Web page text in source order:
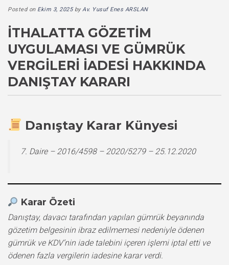
Posted on Ekim 3, 2025byAv. Yusuf Enes ARSLAN
İTHALATTA GÖZETIM
UYGULAMASI VE GÜMRÜK
VERGILERI İADESI HAKKINDA
DANIŞTAY KARARI
Danıştay Karar Künyesi
7. Daire – 2016/4598 – 2020/5279 – 25.12.2020
Karar Özeti
Danıştay, davacı tarafından yapılan gümrük beyanında
gözetim belgesinin ibraz edilmemesi nedeniyle ödenen
gümrük ve KDV’nin iade talebini içeren işlemi iptal etti ve
ödenen fazla vergilerin iadesine karar verdi.